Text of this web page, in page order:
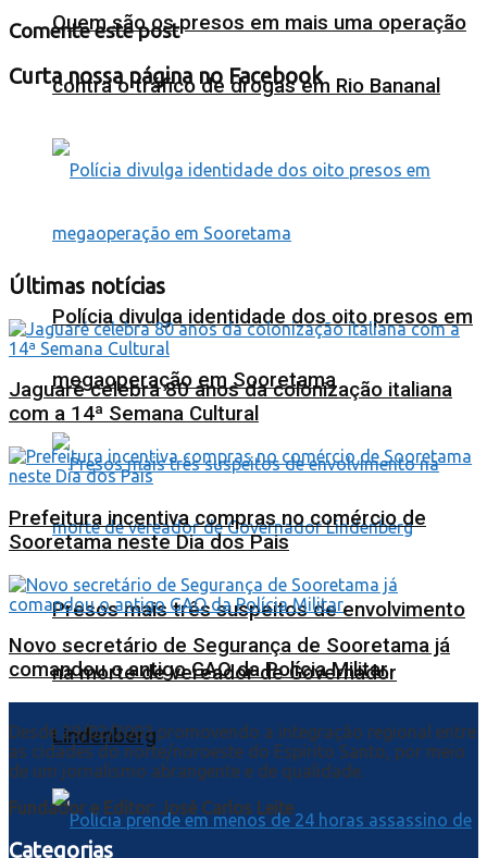
Quem são os presos em mais uma operação
contra o tráfico de drogas em Rio Bananal
Polícia divulga identidade dos oito presos em
megaoperação em Sooretama
Presos mais três suspeitos de envolvimento
na morte de vereador de Governador
Lindenberg
Comente este post
Curta nossa página no Facebook
Últimas notícias
Jaguaré celebra 80 anos da colonização italiana
com a 14ª Semana Cultural
Prefeitura incentiva compras no comércio de
Sooretama neste Dia dos Pais
Novo secretário de Segurança de Sooretama já
comandou o antigo GAO da Polícia Militar
Desde 29/02/2003 promovendo a integração regional entre
as cidades do norte/noroeste do Espírito Santo, por meio
de um jornalismo abrangente e de qualidade.
Fundador e Editor: José Carlos Leite
Categorias